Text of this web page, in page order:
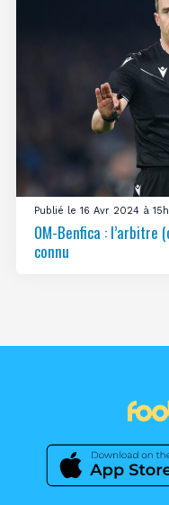
Publié le 16 Avr 2024 à
OM-Benfica : l’arbitre
connu